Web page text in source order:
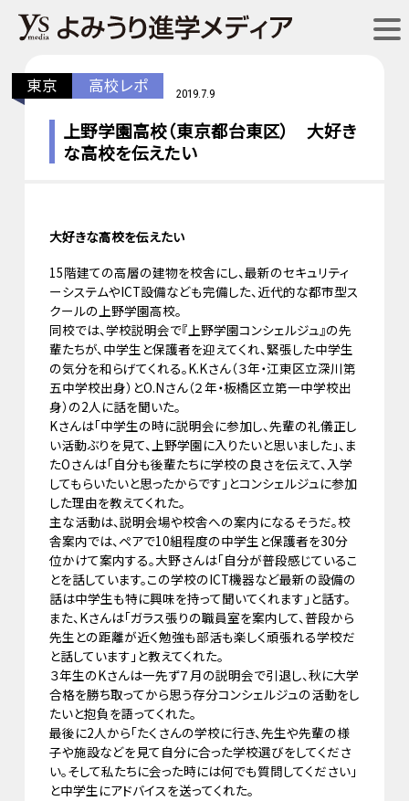
東京 高校レポ 2019.7.9
上野学園高校（東京都台東区） 大好き
な高校を伝えたい
大好きな高校を伝えたい
15階建ての高層の建物を校舎にし、最新のセキュリティ
ーシステムやICT設備なども完備した、近代的な都市型ス
クールの上野学園高校。
同校では、学校説明会で『上野学園コンシェルジュ』の先
輩たちが、中学生と保護者を迎えてくれ、緊張した中学生
の気分を和らげてくれる。K.Kさん（３年・江東区立深川第
五中学校出身）とO.Nさん（２年・板橋区立第一中学校出
身）の2人に話を聞いた。
Kさんは「中学生の時に説明会に参加し、先輩の礼儀正し
い活動ぶりを見て、上野学園に入りたいと思いました」、ま
たOさんは「自分も後輩たちに学校の良さを伝えて、入学
してもらいたいと思ったからです」とコンシェルジュに参加
した理由を教えてくれた。
主な活動は、説明会場や校舎への案内になるそうだ。校
舎案内では、ペアで10組程度の中学生と保護者を30分
位かけて案内する。大野さんは「自分が普段感じているこ
とを話しています。この学校のICT機器など最新の設備の
話は中学生も特に興味を持って聞いてくれます」と話す。
また、Kさんは「ガラス張りの職員室を案内して、普段から
先生との距離が近く勉強も部活も楽しく頑張れる学校だ
と話しています」と教えてくれた。
３年生のKさんは一先ず７月の説明会で引退し、秋に大学
合格を勝ち取ってから思う存分コンシェルジュの活動をし
たいと抱負を語ってくれた。
最後に2人から「たくさんの学校に行き、先生や先輩の様
子や施設などを見て自分に合った学校選びをしてくださ
い。そして私たちに会った時には何でも質問してください」
と中学生にアドバイスを送ってくれた。